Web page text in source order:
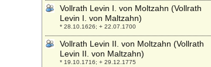
Vollrath Levin I. von Moltzahn (Vollrath
Levin I. von Maltzahn)
* 28.10.1626; + 22.07.1700
Vollrath Levin II. von Moltzahn (Vollrath
Levin II. von Maltzahn)
* 19.10.1716; + 29.12.1775